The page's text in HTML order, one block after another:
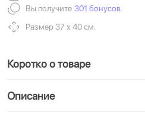
Вы получите 301 бонусов
Размер 37 х 40 см.
Коротко о товаре
Описание